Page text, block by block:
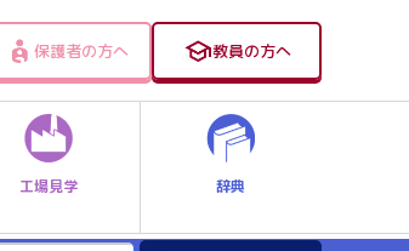
保護者の方へ 教員の方へ
工場見学 辞典